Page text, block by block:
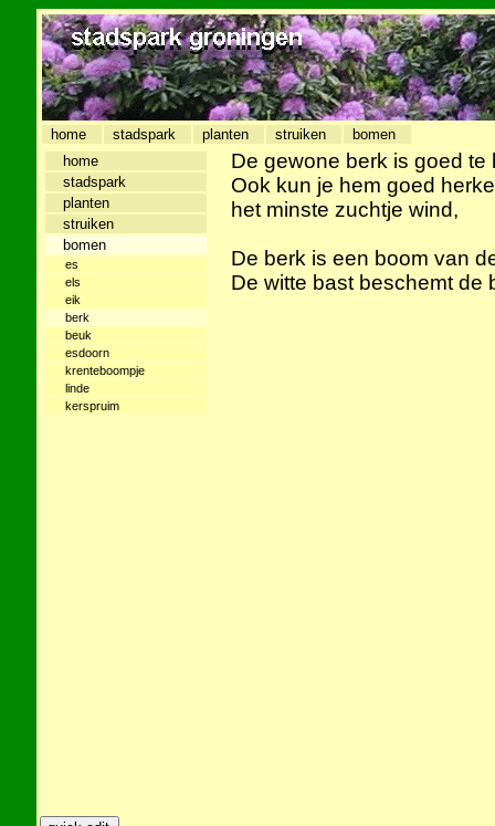
home stadspark planten struiken
bomen
home
stadspark
planten
struiken
bomen
es
els
eik
berk
beuk
esdoorn
krenteboompje
linde
kerspruim
De gewone berk is goed
Ook kun je hem goed
het minste zuchtje wind,
De berk is een boom van
De witte bast beschemt de